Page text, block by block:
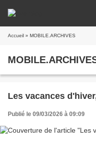
Accueil » MOBILE.ARCHIVES
Les vacances
Publié le 09/03/2026 à 09:09